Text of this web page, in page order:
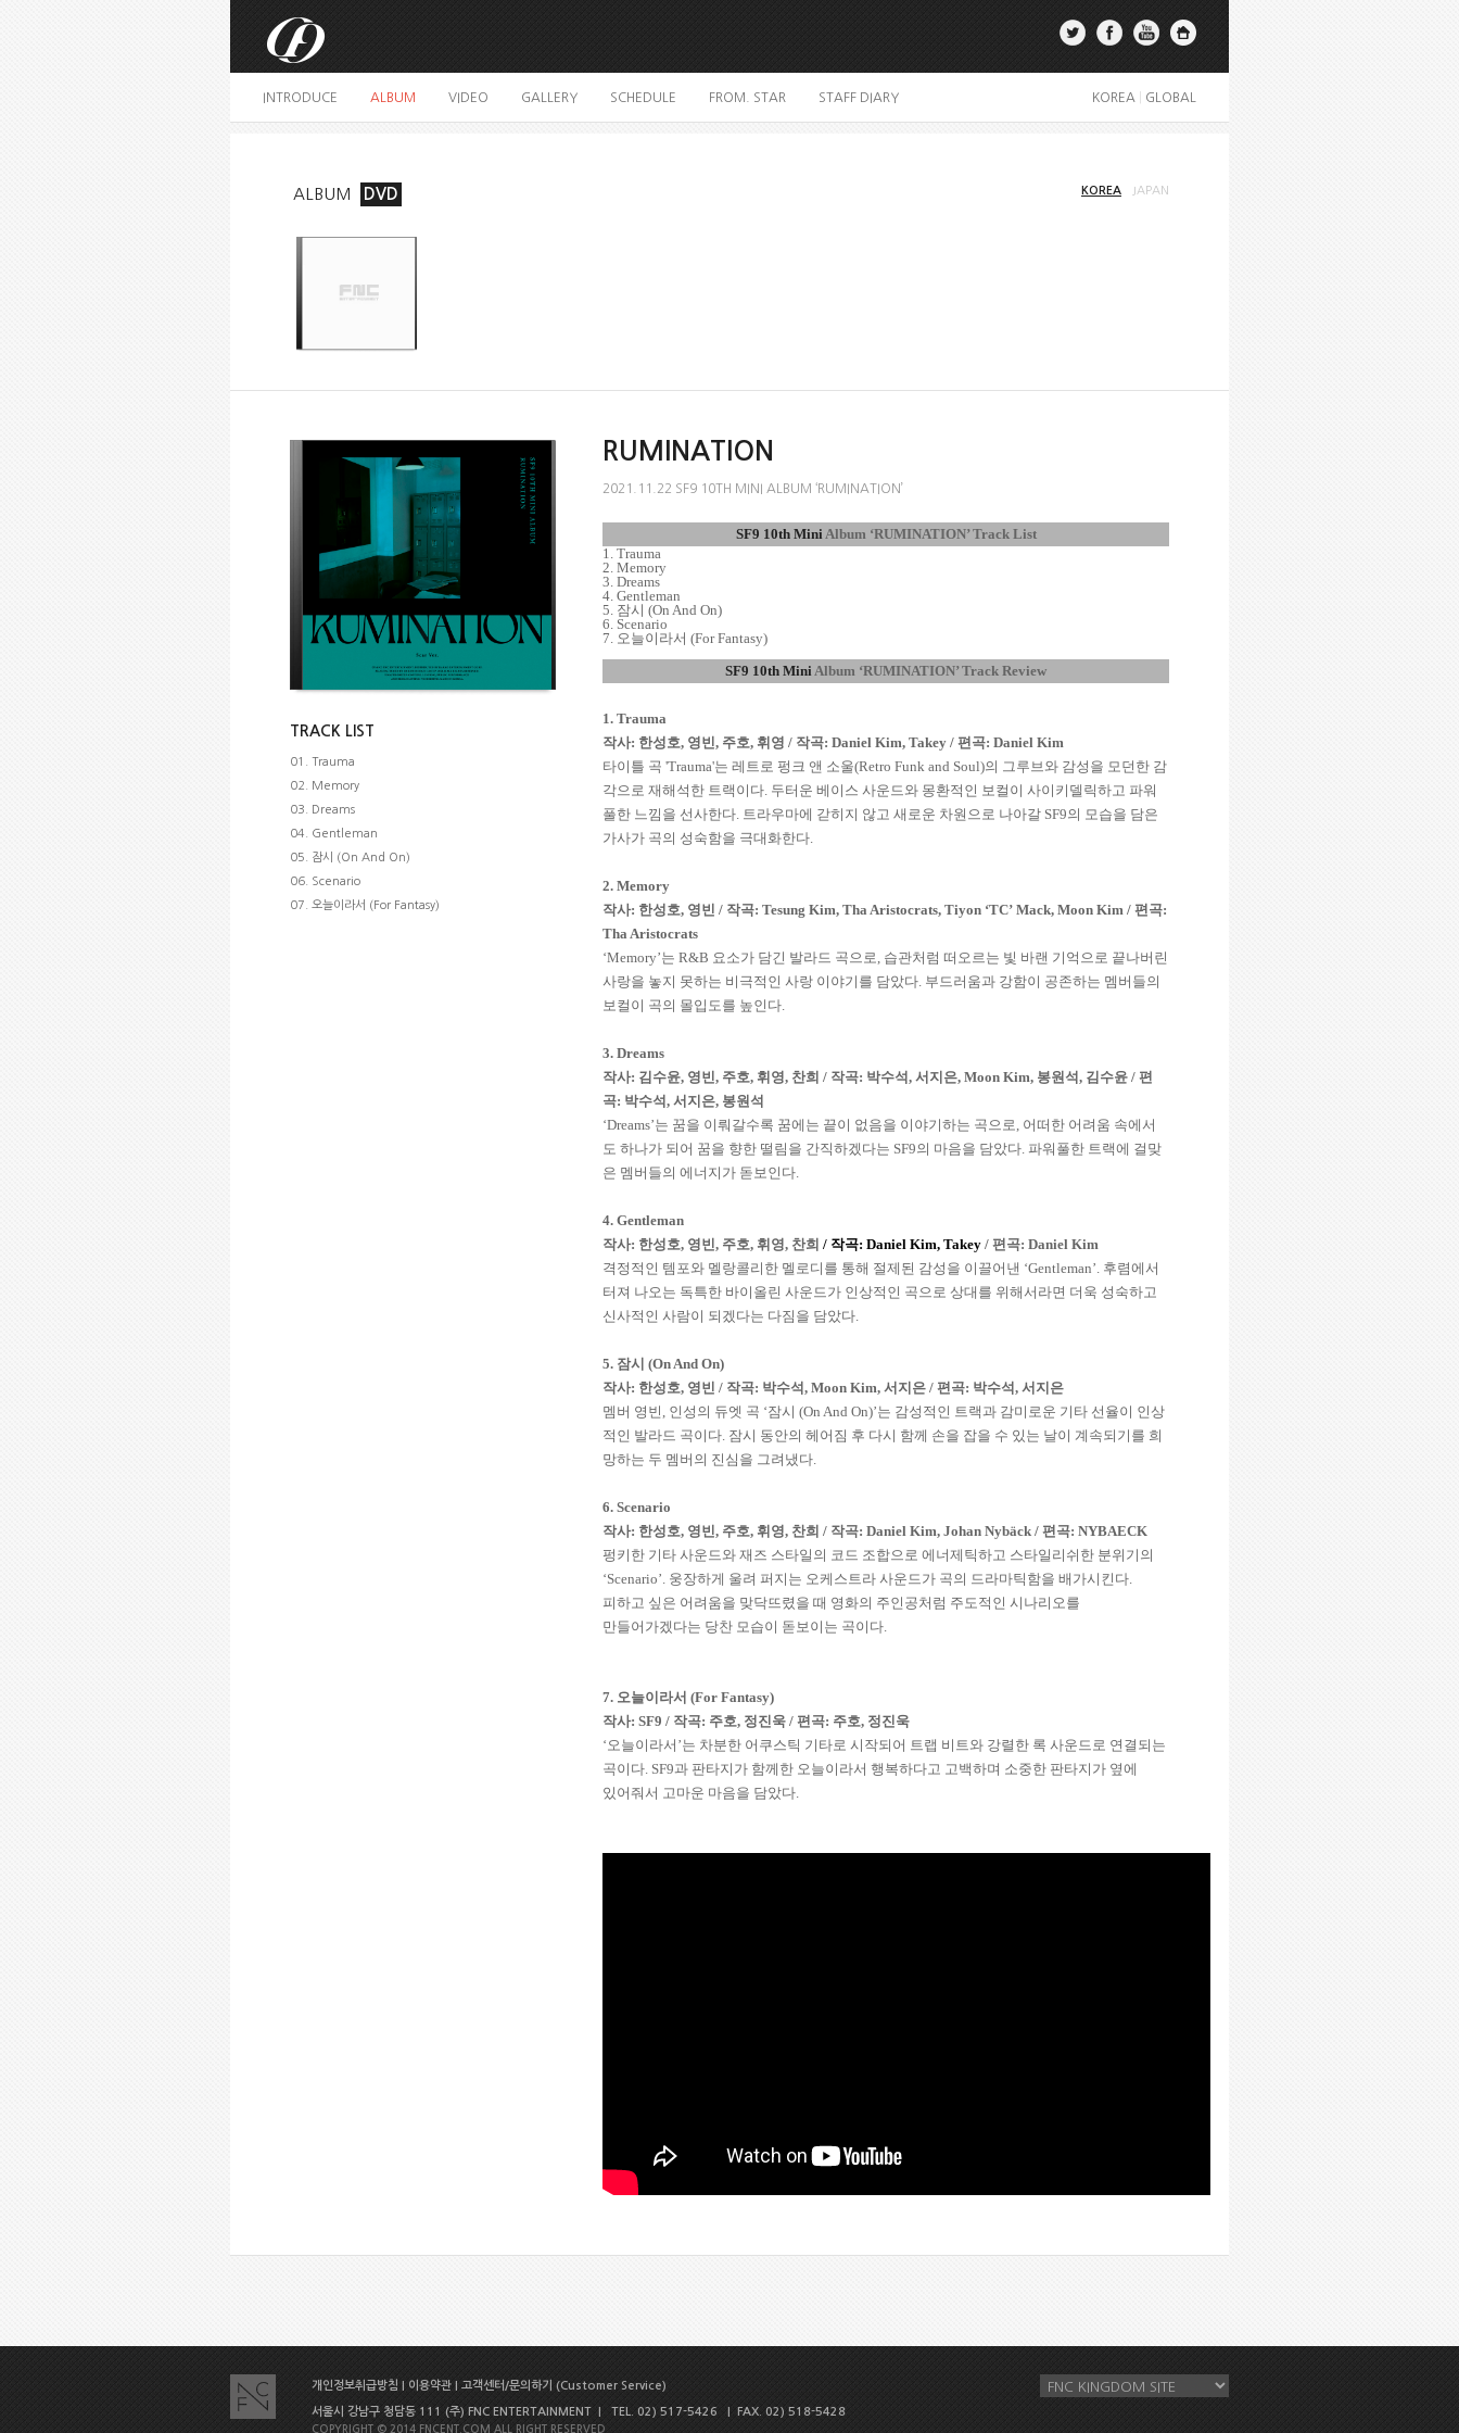
INTRODUCE ALBUM VIDEO GALLERY SCHEDULE FROM. STAR STAFF DIARY KOREA GLOBAL
ALBUM DVD KOREA JAPAN
TRACK LIST
01. Trauma
02. Memory
03. Dreams
04. Gentleman
05. 잠시 (On And On)
06. Scenario
07. 오늘이라서 (For Fantasy)
RUMINATION
2021.11.22 SF9 10TH MINI ALBUM ‘RUMINATION’
SF9 10th MiniAlbum ‘RUMINATION’Track List
1. Trauma
2. Memory
3. Dreams
4. Gentleman
5. 잠시 (On And On)
6. Scenario
7. 오늘이라서 (For Fantasy)
SF9 10th MiniAlbum ‘RUMINATION’Track Review
1. Trauma
작사: 한성호, 영빈, 주호, 휘영 / 작곡: Daniel Kim, Takey / 편곡: Daniel Kim
타이틀 곡 'Trauma'는 레트로 펑크 앤 소울(Retro Funk and Soul)의 그루브와 감성을 모던한 감
각으로 재해석한 트랙이다. 두터운 베이스 사운드와 몽환적인 보컬이 사이키델릭하고 파워
풀한 느낌을 선사한다. 트라우마에 갇히지 않고 새로운 차원으로 나아갈 SF9의 모습을 담은
가사가 곡의 성숙함을 극대화한다.
2. Memory
작사: 한성호, 영빈 / 작곡: Tesung Kim, Tha Aristocrats, Tiyon ‘TC’ Mack, Moon Kim / 편곡:
Tha Aristocrats
‘Memory’는 R&B 요소가 담긴 발라드 곡으로, 습관처럼 떠오르는 빛 바랜 기억으로 끝나버린
사랑을 놓지 못하는 비극적인 사랑 이야기를 담았다. 부드러움과 강함이 공존하는 멤버들의
보컬이 곡의 몰입도를 높인다.
3. Dreams
작사: 김수윤, 영빈, 주호, 휘영, 찬희 / 작곡: 박수석 , 서지은, Moon Kim, 봉원석 , 김수윤 / 편
곡: 박수석 , 서지은, 봉원석
‘Dreams’는 꿈을 이뤄갈수록 꿈에는 끝이 없음을 이야기하는 곡으로, 어떠한 어려움 속에서
도 하나가 되어 꿈을 향한 떨림을 간직하겠다는 SF9의 마음을 담았다. 파워풀한 트랙에 걸맞
은 멤버들의 에너지가 돋보인다.
4. Gentleman
작사: 한성호, 영빈, 주호, 휘영, 찬희 / 작곡: Daniel Kim, Takey / 편곡: Daniel Kim
격정적인 템포와 멜랑콜리한 멜로디를 통해 절제된 감성을 이끌어낸 ‘Gentleman’. 후렴에서
터져 나오는 독특한 바이올린 사운드가 인상적인 곡으로 상대를 위해서라면 더욱 성숙하고
신사적인 사람이 되겠다는 다짐을 담았다.
5. 잠시 (On And On)
작사: 한성호, 영빈 / 작곡: 박수석 , Moon Kim, 서지은 / 편곡: 박수석 , 서지은
멤버 영빈 , 인성의 듀엣 곡 ‘잠시 (On And On)’는 감성적인 트랙과 감미로운 기타 선율이 인상
적인 발라드 곡이다. 잠시 동안의 헤어짐 후 다시 함께 손을 잡을 수 있는 날이 계속되기를 희
망하는 두 멤버의 진심을 그려냈다.
6. Scenario
작사: 한성호, 영빈, 주호, 휘영, 찬희 / 작곡: Daniel Kim, Johan Nybäck / 편곡: NYBAECK
펑키한 기타 사운드와 재즈 스타일의 코드 조합으로 에너제틱하고 스타일리쉬한 분위기의
‘Scenario’. 웅장하게 울려 퍼지는 오케스트라 사운드가 곡의 드라마틱함을 배가시킨다.
피하고 싶은 어려움을 맞닥뜨렸을 때 영화의 주인공처럼 주도적인 시나리오를
만들어가겠다는 당찬 모습이 돋보이는 곡이다.
7. 오늘이라서 (For Fantasy)
작사: SF9 / 작곡: 주호, 정진욱 / 편곡: 주호, 정진욱
‘오늘이라서’는 차분한 어쿠스틱 기타로 시작되어 트랩 비트와 강렬한 록 사운드로 연결되는
곡이다. SF9과 판타지가 함께한 오늘이라서 행복하다고 고백하며 소중한 판타지가 옆에
있어줘서 고마운 마음을 담았다.
개인정보취급방침 이용약관 고객센터/문의하기 (Customer Service)
서울시 강남구 청담동 111 (주) FNC ENTERTAINMENT | TEL. 02) 517-5426 | FAX. 02) 518-5428
COPYRIGHT © 2014 FNCENT.COM ALL RIGHT RESERVED